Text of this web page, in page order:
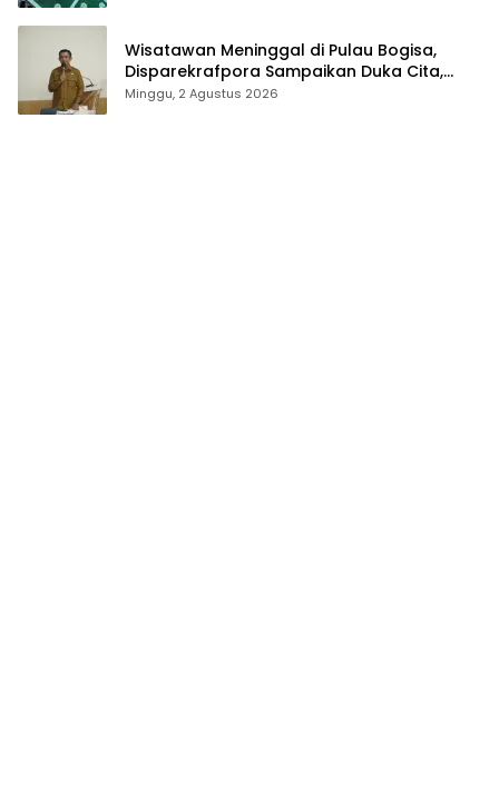
Wisatawan Meninggal di Pulau Bogisa,
Disparekrafpora Sampaikan Duka Cita,
Imbau Utamakan Keselamatan
Minggu, 2 Agustus 2026